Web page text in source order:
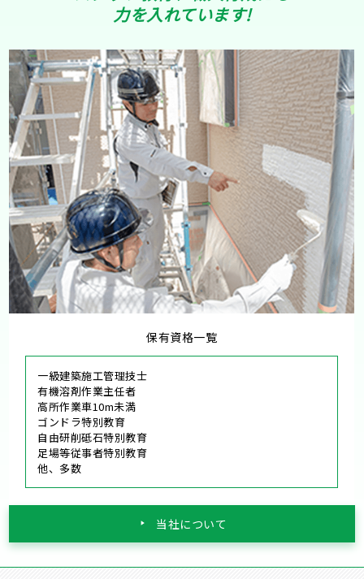
力を入れています!
保有資格一覧
一級建築施工管理技士
有機溶剤作業主任者
高所作業車10m未満
ゴンドラ特別教育
自由研削砥石特別教育
足場等従事者特別教育
他、多数
当社について